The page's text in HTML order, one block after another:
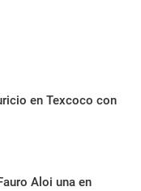
en Texcoco con
Aloi una en